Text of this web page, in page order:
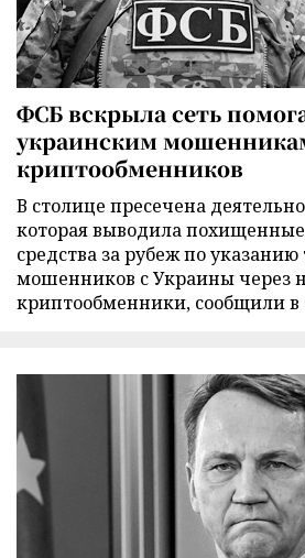
ФСБ вскрыла сеть
украинским
криптообменников
В столице пресечена
которая выводила похищенные
средства за рубеж по
мошенников с Украины через
криптообменники, сообщили